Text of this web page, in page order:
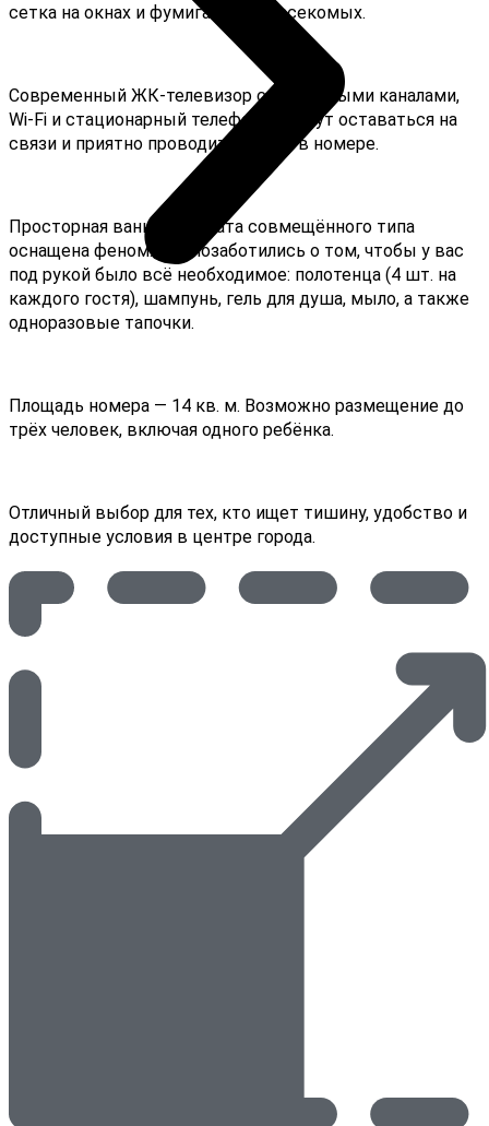
сетка на окнах и фумигатор от насекомых.
Современный ЖК-телевизор с кабельными каналами,
Wi-Fi и стационарный телефон помогут оставаться на
связи и приятно проводить время в номере.
Просторная ванная комната совмещённого типа
оснащена феном. Мы позаботились о том, чтобы у вас
под рукой было всё необходимое: полотенца (4 шт. на
каждого гостя), шампунь, гель для душа, мыло, а также
одноразовые тапочки.
Площадь номера — 14 кв. м. Возможно размещение до
трёх человек, включая одного ребёнка.
Отличный выбор для тех, кто ищет тишину, удобство и
доступные условия в центре города.